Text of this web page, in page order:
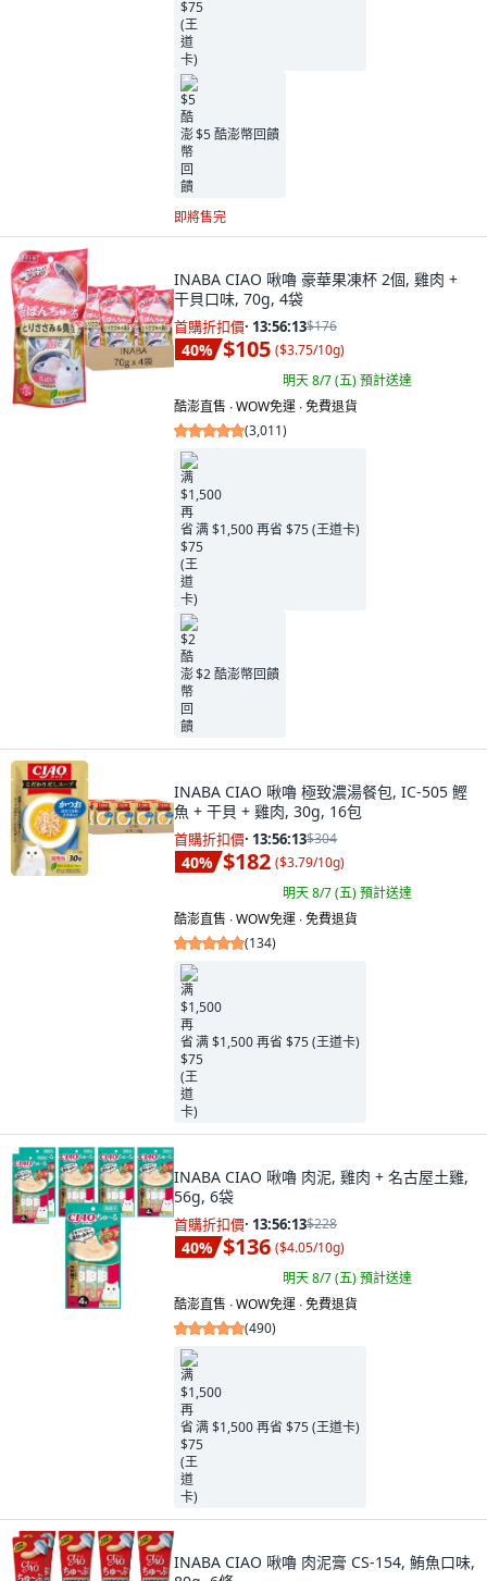
$5 酷澎幣回饋
即將售完
INABA CIAO 啾嚕 豪華果凍杯 2個, 雞肉 +
干貝口味, 70g, 4袋
首購折扣價· 13:56:11$176
40% $105 ($3.75/10g)
明天 8/7 (五)預計送達
酷澎直售 ∙ WOW免運 ∙ 免費退貨
(3,011)
满 $1,500 再省 $75 (王道卡)
$2 酷澎幣回饋
INABA CIAO 啾嚕 極致濃湯餐包, IC-505 鰹
魚 + 干貝 + 雞肉, 30g, 16包
首購折扣價· 13:56:11$304
40% $182 ($3.79/10g)
明天 8/7 (五)預計送達
酷澎直售 ∙ WOW免運 ∙ 免費退貨
(134)
满 $1,500 再省 $75 (王道卡)
INABA CIAO 啾嚕 肉泥, 雞肉 + 名古屋土雞,
56g, 6袋
首購折扣價· 13:56:11$228
40% $136 ($4.05/10g)
明天 8/7 (五)預計送達
酷澎直售 ∙ WOW免運 ∙ 免費退貨
(490)
满 $1,500 再省 $75 (王道卡)
INABA CIAO 啾嚕 肉泥膏 CS-154, 鮪魚口味,